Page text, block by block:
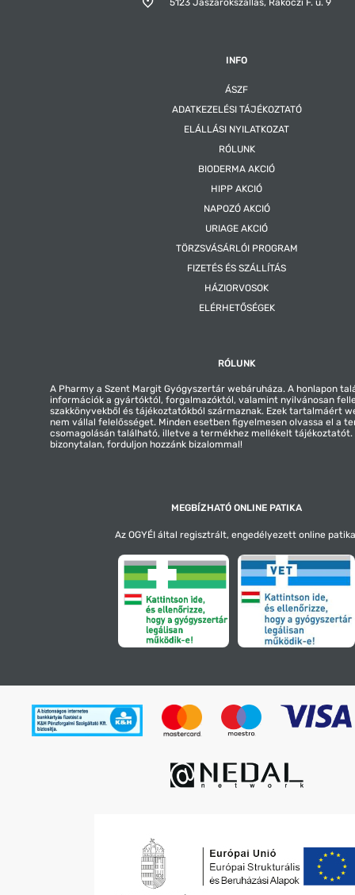
5123 Jászárokszállás, Rákóczi F. u. 9
INFO
ÁSZF
ADATKEZELÉSI TÁJÉKOZTATÓ
ELÁLLÁSI NYILATKOZAT
RÓLUNK
BIODERMA AKCIÓ
HIPP AKCIÓ
NAPOZÓ AKCIÓ
URIAGE AKCIÓ
TÖRZSVÁSÁRLÓI PROGRAM
FIZETÉS ÉS SZÁLLÍTÁS
HÁZIORVOSOK
ELÉRHETŐSÉGEK
RÓLUNK
A Pharmy a Szent Margit Gyógyszertár webáruháza. A honlapon
információk a gyártóktól, forgalmazóktól, valamint nyilvánosan
szakkönyvekből és tájékoztatókból származnak. Ezek tartalmáért
nem vállal felelősséget. Minden esetben figyelmesen olvassa el a
csomagolásán található, illetve a termékhez mellékelt tájékoztatót.
bizonytalan, forduljon hozzánk bizalommal!
MEGBÍZHATÓ ONLINE PATIKA
Az OGYÉI által regisztrált, engedélyezett online